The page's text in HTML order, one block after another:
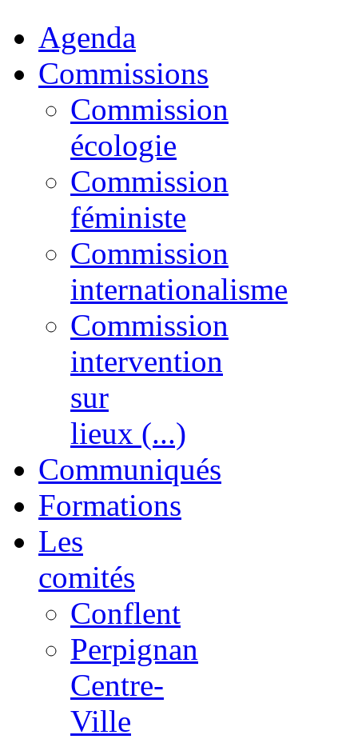
Agenda
Commissions
Commission
écologie
Commission
féministe
Commission
internationalisme
Commission
intervention
sur
lieux (...)
Communiqués
Formations
Les
comités
Conflent
Perpignan
Centre-
Ville